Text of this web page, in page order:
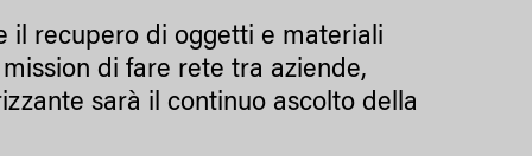
il recupero di oggetti e materiali
di fare rete tra aziende,
sarà il continuo ascolto della